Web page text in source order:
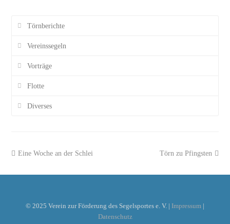
Törnberichte
Vereinssegeln
Vorträge
Flotte
Diverses
previous
Eine Woche an der Schlei
next
Törn zu Pfingsten
© 2025 Verein zur Förderung des Segelsportes e. V. | Impressum |
Datenschutz